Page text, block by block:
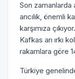
Son zamanlarda
arıcılık, önemli
karşımıza
Kafkas arı ırkı
rakamlara göre
Türkiye